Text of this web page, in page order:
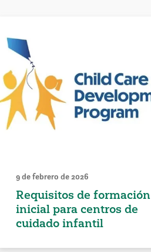
9 de febrero de 2026
Requisitos de formación
inicial para centros de
cuidado infantil